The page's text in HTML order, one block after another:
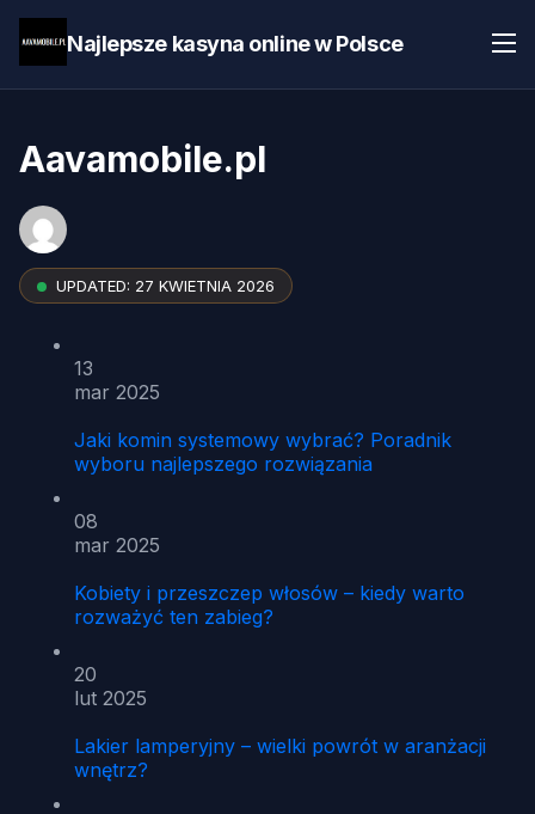
Najlepsze kasyna online w Polsce
Aavamobile.pl
UPDATED: 27 KWIETNIA 2026
13
mar 2025
Jaki komin systemowy wybrać? Poradnik
wyboru najlepszego rozwiązania
08
mar 2025
Kobiety i przeszczep włosów – kiedy warto
rozważyć ten zabieg?
20
lut 2025
Lakier lamperyjny – wielki powrót w aranżacji
wnętrz?